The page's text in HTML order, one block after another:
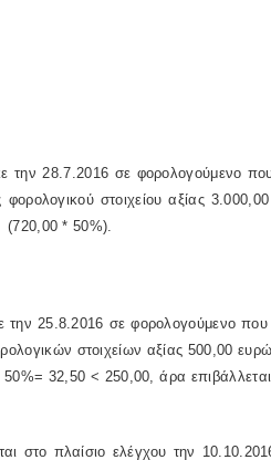
την 28.7.2016 σε φορολογούμενο
φορολογικού στοιχείου αξίας
(720,00 * 50%).
25.8.2016 σε φορολογούμενο
στοιχείων αξίας 500,00
32,50 < 250,00, άρα
στο πλαίσιο ελέγχου την